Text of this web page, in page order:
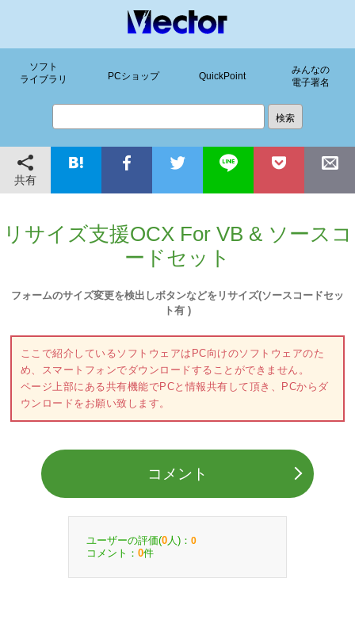
ソフト
ライブラリ
PCショップ QuickPoint
みんなの
電子署名
共有
リサイズ支援OCX For VB & ソースコ
ードセット
フォームのサイズ変更を検出しボタンなどをリサイズ(ソースコードセッ
ト有 )
ここで紹介しているソフトウェアはPC向けのソフトウェアのた
め、スマートフォンでダウンロードすることができません。
ページ上部にある共有機能でPCと情報共有して頂き、PCからダ
ウンロードをお願い致します。
コメント
ユーザーの評価(0 人)： 0
コメント： 0件